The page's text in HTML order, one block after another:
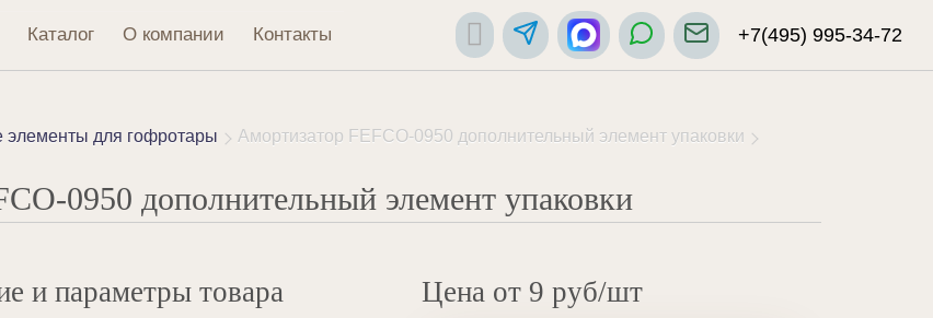
Каталог О компании Контакты +7(495) 995-34-72
элементы для гофротары Амортизатор FEFCO-0950 дополнительный элемент упаковки
0950 дополнительный элемент упаковки
и параметры товара Цена от 9 руб/шт